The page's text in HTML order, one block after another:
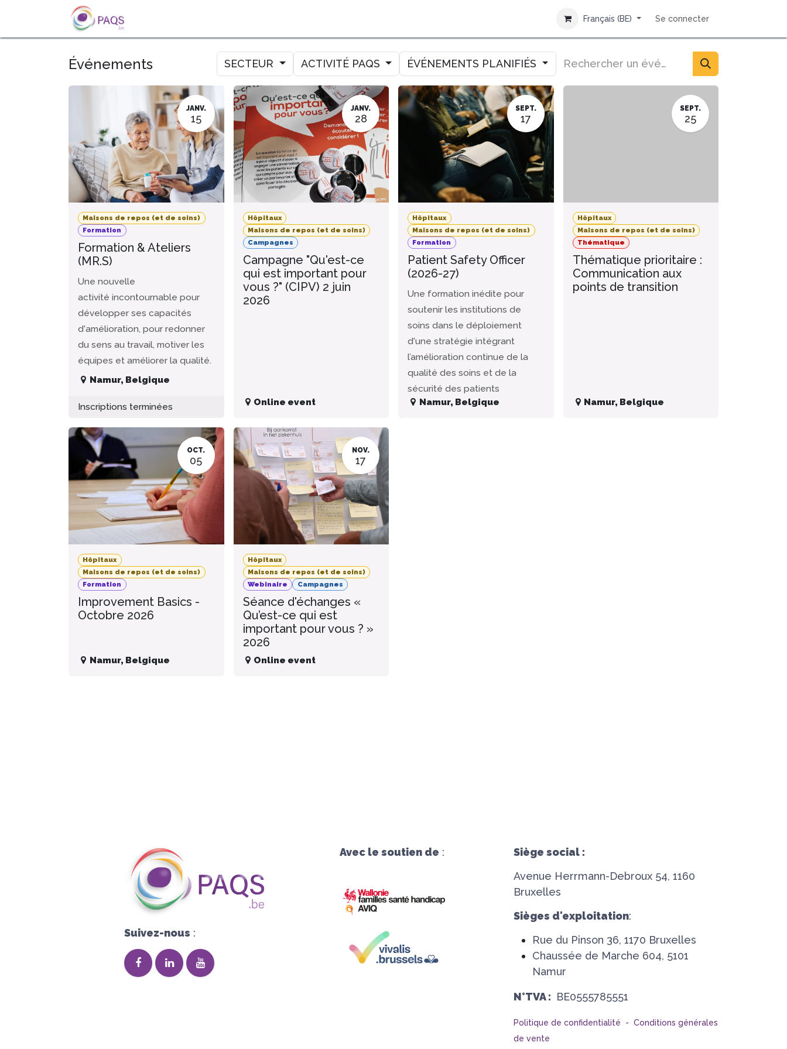
SE RENDRE AU CONTENU
Français (BE) Se connecter
Événements SECTEUR ACTIVITÉ PAQS ÉVÉNEMENTS PLANIFIÉS
JANV.
15
Maisons de repos (et de soins)
Formation
Formation & Ateliers
(MR.S)
Une nouvelle
activité incontournable pour
développer ses capacités
d'amélioration, pour redonner
du sens au travail, motiver les
équipes et améliorer la qualité.
Namur, Belgique
Inscriptions terminées
JANV.
28
Hôpitaux
Maisons de repos (et de soins)
Campagnes
Campagne "Qu'est-ce
qui est important pour
vous ?" (CIPV) 2 juin
2026
Online event
SEPT.
17
Hôpitaux
Maisons de repos (et de soins)
Formation
Patient Safety Officer
(2026-27)
Une formation inédite pour
soutenir les institutions de
soins dans le déploiement
d'une stratégie intégrant
l’amélioration continue de la
qualité des soins et de la
sécurité des patients
Namur, Belgique
SEPT.
25
Hôpitaux
Maisons de repos (et de soins)
Thématique
Thématique prioritaire :
Communication aux
points de transition
Namur, Belgique
OCT.
05
Hôpitaux
Maisons de repos (et de soins)
Formation
Improvement Basics -
Octobre 2026
Namur, Belgique
NOV.
17
Hôpitaux
Maisons de repos (et de soins)
Webinaire
Campagnes
Séance d'échanges «
Qu’est-ce qui est
important pour vous ? »
2026
Online event
Suivez-nous :
Avec le soutien de :
Siège social :
Avenue Herrmann-Debroux 54, 1160
Bruxelles
Sièges d'exploitation:
Rue du Pinson 36, 1170 Bruxelles
Chaussée de Marche 604, 5101
Namur
N°TVA : BE0555785551
Politique de confidentialité - Conditions générales
de vente